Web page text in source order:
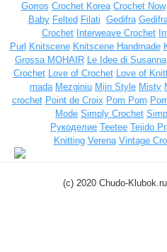
Gorros Crochet Korea Crochet Now
Baby Felted Filati Gedifra
Crochet Interweave Crochet
Purl Knitscene Knitscene Handmade
Grossa MOHAIR Le Idee di Susanna
Crochet Love of Crochet Love of
mada Mezginiu Mijn Style Misty
crochet Point de Croix Pom Pom
Mode Simply Crochet
Рукоделие Teetee Tejido
Knitting Verena Vintage
(c) 2020 Chudo-